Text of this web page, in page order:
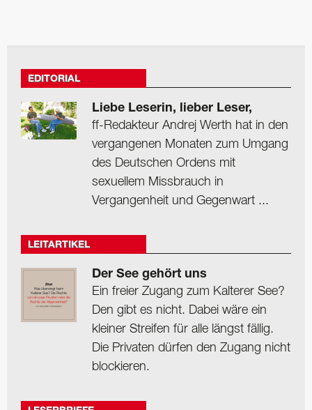
EDITORIAL
Liebe Leserin, lieber Leser,
ff-Redakteur Andrej Werth hat in den
vergangenen Monaten zum Umgang
des Deutschen Ordens mit
sexuellem Missbrauch in
Vergangenheit und Gegenwart ...
LEITARTIKEL
Der See gehört uns
Ein freier Zugang zum Kalterer See?
Den gibt es nicht. Dabei wäre ein
kleiner Streifen für alle längst fällig.
Die Privaten dürfen den Zugang nicht
blockieren.